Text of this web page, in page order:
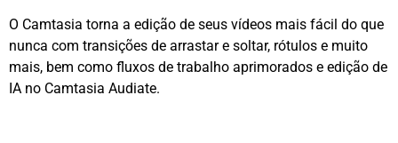
O Camtasia torna a edição de seus vídeos mais fácil do que
nunca com transições de arrastar e soltar, rótulos e muito
mais, bem como fluxos de trabalho aprimorados e edição de
IA no Camtasia Audiate.